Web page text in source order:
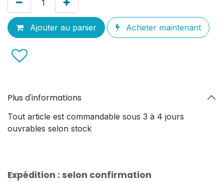
Ajouter au panier Acheter maintenant
Plus d'informations
Tout article est commandable sous 3 à 4 jours
ouvrables selon stock
Expédition : selon confirmation